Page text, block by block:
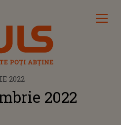
2022
2022